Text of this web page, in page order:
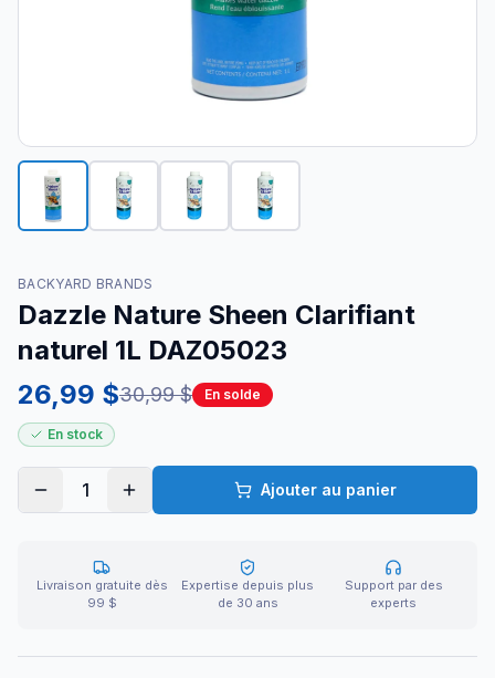
BACKYARD BRANDS
Dazzle Nature Sheen Clarifiant
naturel 1L DAZ05023
26,99 $30,99 $ En solde
En stock
1 Ajouter au panier
Livraison gratuite dès
99 $
Expertise depuis plus
de 30 ans
Support par des
experts